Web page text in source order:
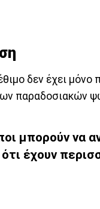
δεν έχει μόνο
παραδοσιακών
μπορούν να
έχουν